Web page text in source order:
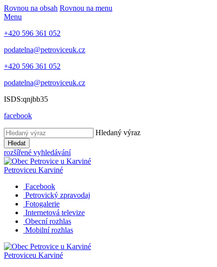
Rovnou na obsah Rovnou na menu
Menu
+420 596 361 052
podatelna@petroviceuk.cz
+420 596 361 052
podatelna@petroviceuk.cz
ISDS:qnjbb35
facebook
Hledaný výraz
Hledat
rozšířené vyhledávání
Petroviceu Karviné
Facebook
Petrovický zpravodaj
Fotogalerie
Internetová televize
Obecní rozhlas
Mobilní rozhlas
Petroviceu Karviné